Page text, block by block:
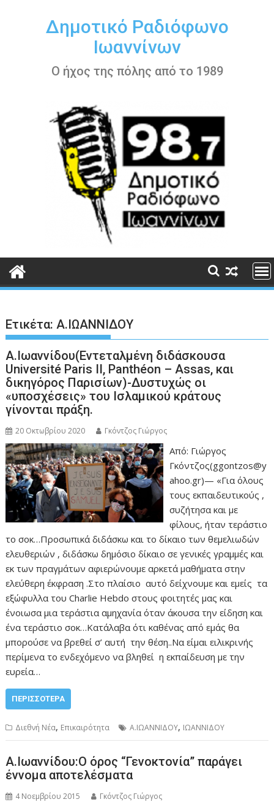
περιεχόμενοΔημοτικό Ραδιόφωνο
Ιωαννίνων
Ο ήχος της πόλης από το 1989
Ετικέτα:Α.ΙΩΑΝΝΙΔΟΥ
Α.Ιωαννίδου(Εντεταλμένη διδάσκουσα
Université Paris II, Panthéon – Assas, και
δικηγόρος Παρισίων)-Δυστυχώς οι
«υποσχέσεις» του Ισλαμικού κράτους
γίνονται πράξη.
20 Οκτωβρίου 2020 Γκόντζος Γιώργος
Από: Γιώργος
Γκόντζος(ggontzos@y
ahoo.gr)— «Για όλους
τους εκπαιδευτικούς ,
συζήτησα και με
φίλους, ήταν τεράστιο
το σοκ…Προσωπικά διδάσκω και το δίκαιο των θεμελιωδών
ελευθεριών , διδάσκω δημόσιο δίκαιο σε γενικές γραμμές και
εκ των πραγμάτων αφιερώνουμε αρκετά μαθήματα στην
ελεύθερη έκφραση .Στο πλαίσιο αυτό δείχνουμε και εμείς τα
εξώφυλλα του Charlie Hebdo στους φοιτητές μας και
ένοιωσα μια τεράστια αμηχανία όταν άκουσα την είδηση και
ένα τεράστιο σοκ…Κατάλαβα ότι καθένας από εμάς θα
μπορούσε να βρεθεί σ’ αυτή την θέση..Να είμαι ειλικρινής
περίμενα το ενδεχόμενο να βληθεί η εκπαίδευση με την
ευρεία…
ΠΕΡΙΣΣΌΤΕΡΑ
Διεθνή Νέα, Επικαιρότητα Α.ΙΩΑΝΝΙΔΟΥ, ΙΩΑΝΝΙΔΟΥ
Α.Ιωαννίδου:Ο όρος “Γενοκτονία” παράγει
έννομα αποτελέσματα
4 Νοεμβρίου 2015 Γκόντζος Γιώργος